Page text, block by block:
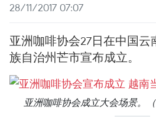
28/11/2017 07:07
亚洲咖啡协会27日在中国
族自治州芒市宣布成立。
亚洲咖啡协会成立大会场景。